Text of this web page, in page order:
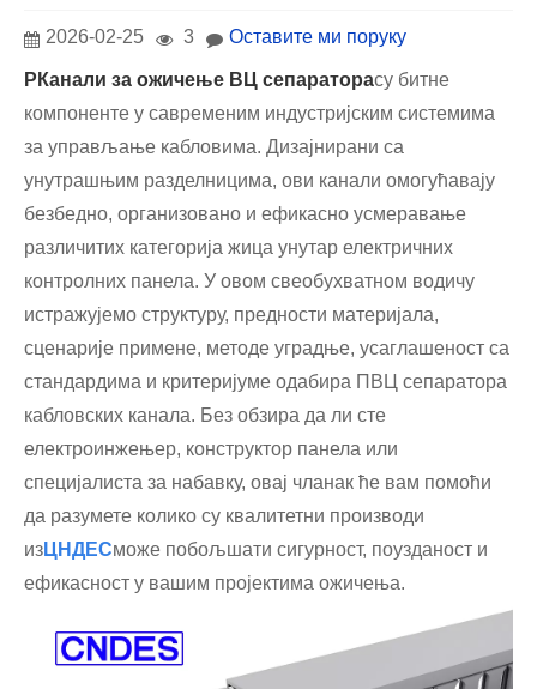
2026-02-25 3 Оставите ми поруку
P Канали за ожичење ВЦ сепараторасу битне
компоненте у савременим индустријским системима
за управљање кабловима. Дизајнирани са
унутрашњим разделницима, ови канали омогућавају
безбедно, организовано и ефикасно усмеравање
различитих категорија жица унутар електричних
контролних панела. У овом свеобухватном водичу
истражујемо структуру, предности материјала,
сценарије примене, методе уградње, усаглашеност са
стандардима и критеријуме одабира ПВЦ сепаратора
кабловских канала. Без обзира да ли сте
електроинжењер, конструктор панела или
специјалиста за набавку, овај чланак ће вам помоћи
да разумете колико су квалитетни производи
изЦНДЕСможе побољшати сигурност, поузданост и
ефикасност у вашим пројектима ожичења.